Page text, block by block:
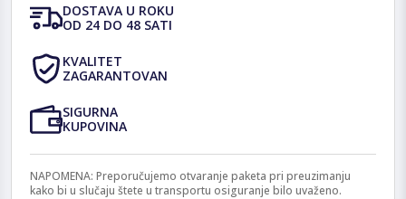
DOSTAVA U ROKU
OD 24 DO 48 SATI
KVALITET
ZAGARANTOVAN
SIGURNA
KUPOVINA
NAPOMENA: Preporučujemo otvaranje paketa pri preuzimanju
kako bi u slučaju štete u transportu osiguranje bilo uvaženo.